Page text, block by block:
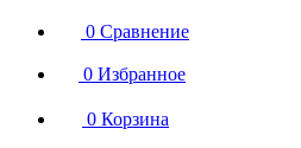
0 Сравнение
0 Избранное
0 Корзина